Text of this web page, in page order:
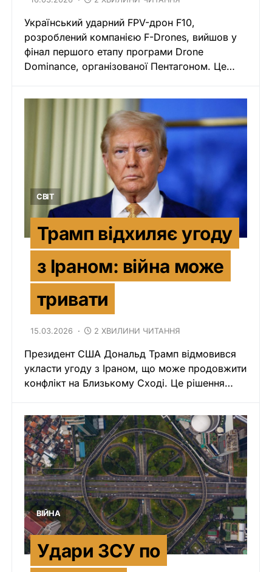
Український ударний FPV-дрон F10,
розроблений компанією F-Drones, вийшов у
фінал першого етапу програми Drone
Dominance, організованої Пентагоном. Це…
СВІТ
Трамп відхиляє угоду
з Іраном: війна може
тривати
15.03.2026 2 ХВИЛИНИ ЧИТАННЯ
Президент США Дональд Трамп відмовився
укласти угоду з Іраном, що може продовжити
конфлікт на Близькому Сході. Це рішення…
ВІЙНА
Удари ЗСУ по